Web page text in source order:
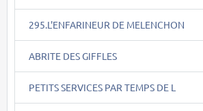
295.L'ENFARINEUR DE MELENCHON
ABRITE DES GIFFLES
PETITS SERVICES PAR TEMPS DE L